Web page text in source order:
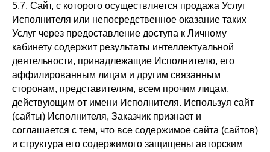
5.7. Сайт, с которого осуществляется продажа Услуг
Исполнителя или непосредственное оказание таких
Услуг через предоставление доступа к Личному
кабинету содержит результаты интеллектуальной
деятельности, принадлежащие Исполнителю, его
аффилированным лицам и другим связанным
сторонам, представителям, всем прочим лицам,
действующим от имени Исполнителя. Используя сайт
(сайты) Исполнителя, Заказчик признает и
соглашается с тем, что все содержимое сайта (сайтов)
и структура его содержимого защищены авторским